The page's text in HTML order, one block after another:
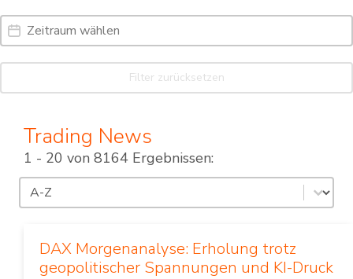
Date Range
Date
Filter zurücksetzen
Trading News
1 - 20 von 8164 Ergebnissen:
Sortierung
Sort content
DAX Morgenanalyse: Erholung trotz
geopolitischer Spannungen und KI-Druck